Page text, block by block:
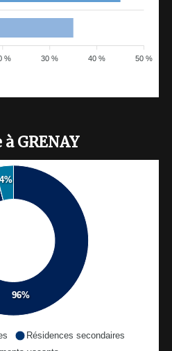
50 %
40 %
30 %
%
GRENAY
96%
4%
Résidences secondaires